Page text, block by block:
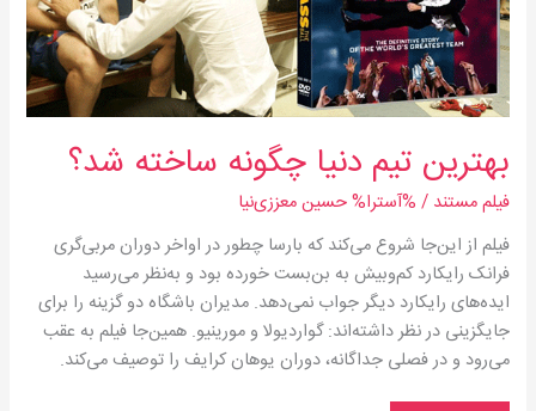
بهترین تیم دنیا چگونه ساخته شد؟
فیلم مستند / %آسترا%حسین معززی‌نیا
فیلم از این‌جا شروع می‌کند که بارسا چطور در اواخر دوران مربی‌گری
فرانک رایکارد کم‌و‌بیش به بن‌بست خورده بود و به‌نظر می‌‌رسید
ایده‌های رایکارد دیگر جواب نمی‌دهد. مدیران باشگاه دو گزینه را برای
جایگزینی در نظر داشته‌اند: گواردیولا و مورینیو. همین‌جا فیلم به عقب
می‌رود و در فصلی جداگانه، دوران یوهان کرایف را توصیف می‌کند.